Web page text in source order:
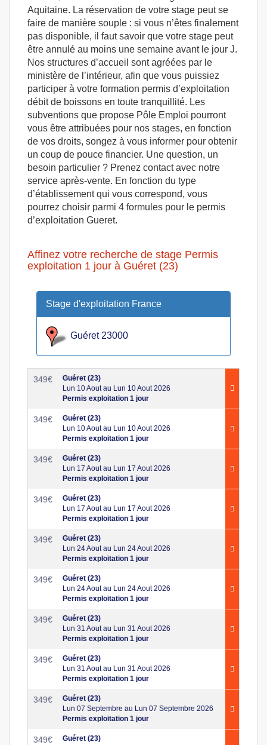
Aquitaine. La réservation de votre stage peut se
faire de manière souple : si vous n’êtes finalement
pas disponible, il faut savoir que votre stage peut
être annulé au moins une semaine avant le jour J.
Nos structures d’accueil sont agréées par le
ministère de l’intérieur, afin que vous puissiez
participer à votre formation permis d’exploitation
débit de boissons en toute tranquillité. Les
subventions que propose Pôle Emploi pourront
vous être attribuées pour nos stages, en fonction
de vos droits, songez à vous informer pour obtenir
un coup de pouce financier. Une question, un
besoin particulier ? Prenez contact avec notre
service après-vente. En fonction du type
d’établissement qui vous correspond, vous
pourrez choisir parmi 4 formules pour le permis
d’exploitation Gueret.
Affinez votre recherche de stage Permis
exploitation 1 jour à Guéret (23)
Stage d'exploitation France
Guéret 23000
349€
Guéret (23)
Lun 10 Aout au Lun 10 Aout 2026
Permis exploitation 1 jour
349€
Guéret (23)
Lun 10 Aout au Lun 10 Aout 2026
Permis exploitation 1 jour
349€
Guéret (23)
Lun 17 Aout au Lun 17 Aout 2026
Permis exploitation 1 jour
349€
Guéret (23)
Lun 17 Aout au Lun 17 Aout 2026
Permis exploitation 1 jour
349€
Guéret (23)
Lun 24 Aout au Lun 24 Aout 2026
Permis exploitation 1 jour
349€
Guéret (23)
Lun 24 Aout au Lun 24 Aout 2026
Permis exploitation 1 jour
349€
Guéret (23)
Lun 31 Aout au Lun 31 Aout 2026
Permis exploitation 1 jour
349€
Guéret (23)
Lun 31 Aout au Lun 31 Aout 2026
Permis exploitation 1 jour
349€
Guéret (23)
Lun 07 Septembre au Lun 07 Septembre 2026
Permis exploitation 1 jour
349€
Guéret (23)